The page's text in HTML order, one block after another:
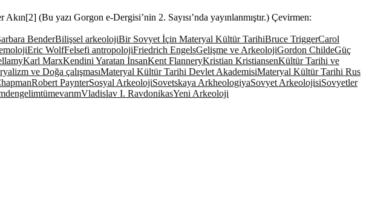
(Bu yazı Gorgon e-Dergisi’nin 2. Sayısı’nda yayınlanmıştır.) Çevirmen:
BenderBilişsel arkeolojiBir Sovyet İçin Materyal Kültür TarihiBruce TriggerCarol
Eric WolfFelsefi antropolojiFriedrich EngelsGelişme ve ArkeolojiGordon ChildeGüç
Karl MarxKendini Yaratan İnsanKent FlanneryKristian KristiansenKültür Tarihi ve
ve Doğa çalışmasıMateryal Kültür Tarihi Devlet AkademisiMateryal Kültür Tarihi Rus
Robert PaynterSosyal ArkeolojiSovetskaya ArkheologiyaSovyet ArkeolojisiSovyetler
tümevarımVladislav I. RavdonikasYeni Arkeoloji